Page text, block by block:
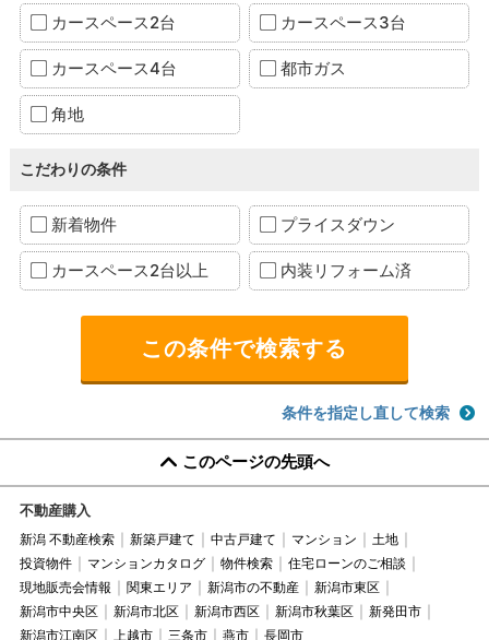
カースペース2台 カースペース3台
カースペース4台 都市ガス
角地
こだわりの条件
新着物件 プライスダウン
カースペース2台以上 内装リフォーム済
条件を指定し直して検索
このページの先頭へ
不動産購入
新潟 不動産検索 新築戸建て 中古戸建て マンション
土地
投資物件
マンションカタログ 物件検索
住宅ローンのご相談
現地販売会情報
関東エリア 新潟市の不動産
新潟市東区
新潟市中央区
新潟市北区 新潟市西区 新潟市秋葉区
新発田市
新潟市江南区
上越市 三条市 燕市 長岡市